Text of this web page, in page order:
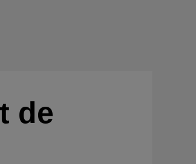
de